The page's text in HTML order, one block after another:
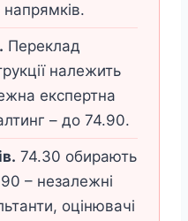
напрямків.
Переклад
належить
експертна
– до 74.90.
74.30 обирають
– незалежні
оцінювачі